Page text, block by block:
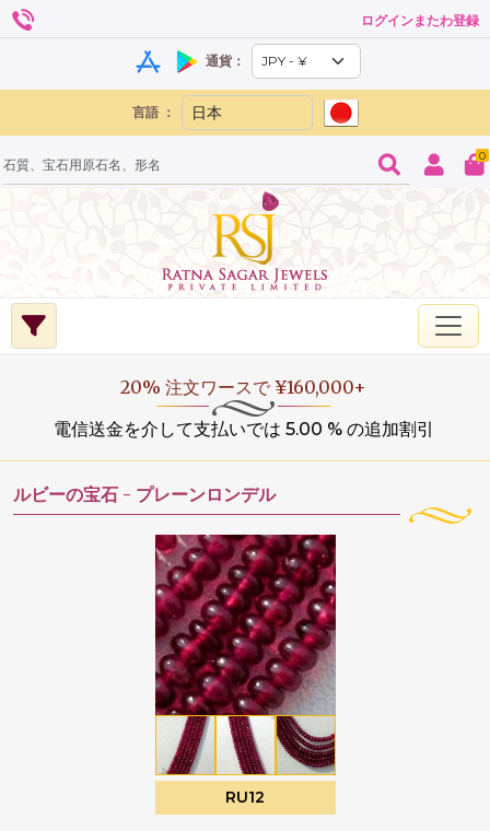
ログインまたわ登録
通貨：
言語 ：
0
20% 注文ワースで ¥160,000+
電信送金を介して支払いでは 5.00 % の追加割引
ルビーの宝石 - プレーンロンデル
RU12